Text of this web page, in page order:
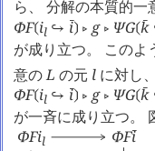
ら、 分解の本質的一
ΦF❲il ↪ 󰔄
i❳ 󰖡 g 󰖡 ΨG❲󰔄
k
が成り立つ。 このよ
意のL の元 l に対し、
ΦF❲il ↪ 󰔄
i❳ 󰖡 g 󰖡 ΨG❲󰔄
k
が一斉に成り立つ。
ΦFil ΦF󰔄
i